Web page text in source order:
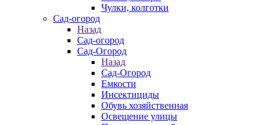
Чулки, колготки
Сад-огород
Назад
Сад-огород
Сад-Огород
Назад
Сад-Огород
Емкости
Инсектициды
Обувь хозяйственная
Освещение улицы